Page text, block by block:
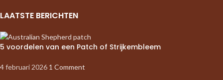
LAATSTE BERICHTEN
5 voordelen van een Patch of Strijkembleem
4 februari 2026 1 Comment